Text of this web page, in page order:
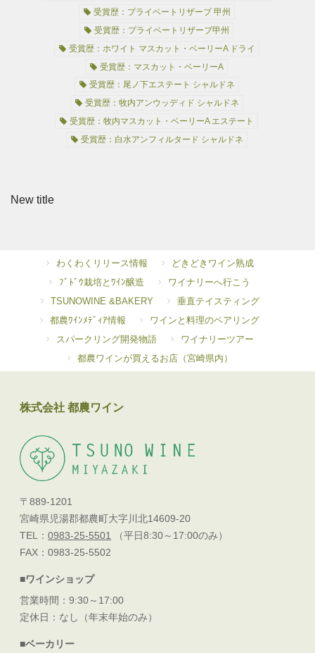
受賞歴：プライベートリザーブ 甲州
受賞歴：プライベートリザーブ甲州
受賞歴：ホワイト マスカット・ベーリーA ドライ
受賞歴：マスカット・ベーリーA
受賞歴：尾ノ下エステート シャルドネ
受賞歴：牧内アンウッディド シャルドネ
受賞歴：牧内マスカット・ベーリーA エステート
受賞歴：白水アンフィルタード シャルドネ
New title
わくわくリリース情報
どきどきワイン熟成
ﾌﾞﾄﾞｳ栽培とﾜｲﾝ醸造
ワイナリーへ行こう
TSUNOWINE &BAKERY
垂直テイスティング
都農ﾜｲﾝﾒﾃﾞｨｱ情報
ワインと料理のペアリング
スパークリング開発物語
ワイナリーツアー
都農ワインが買えるお店（宮崎県内）
株式会社 都農ワイン
〒889-1201
宮崎県児湯郡都農町大字川北14609-20
TEL：0983-25-5501
（平日8:30～17:00のみ）
FAX：0983-25-5502
■ワインショップ
営業時間：9:30～17:00
定休日：なし（年末年始のみ）
■ベーカリー